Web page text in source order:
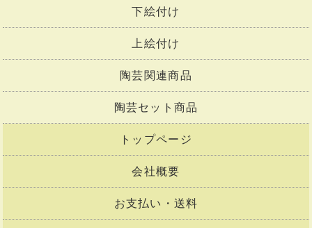
下絵付け
上絵付け
陶芸関連商品
陶芸セット商品
トップページ
会社概要
お支払い・送料